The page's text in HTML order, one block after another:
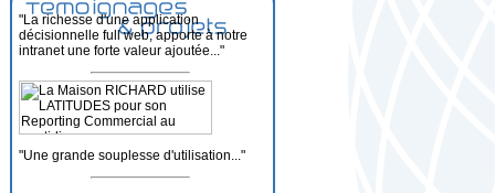
"La richesse d'une application
décisionnelle full web, apporte à notre
intranet une forte valeur ajoutée..."
"Une grande souplesse d'utilisation..."